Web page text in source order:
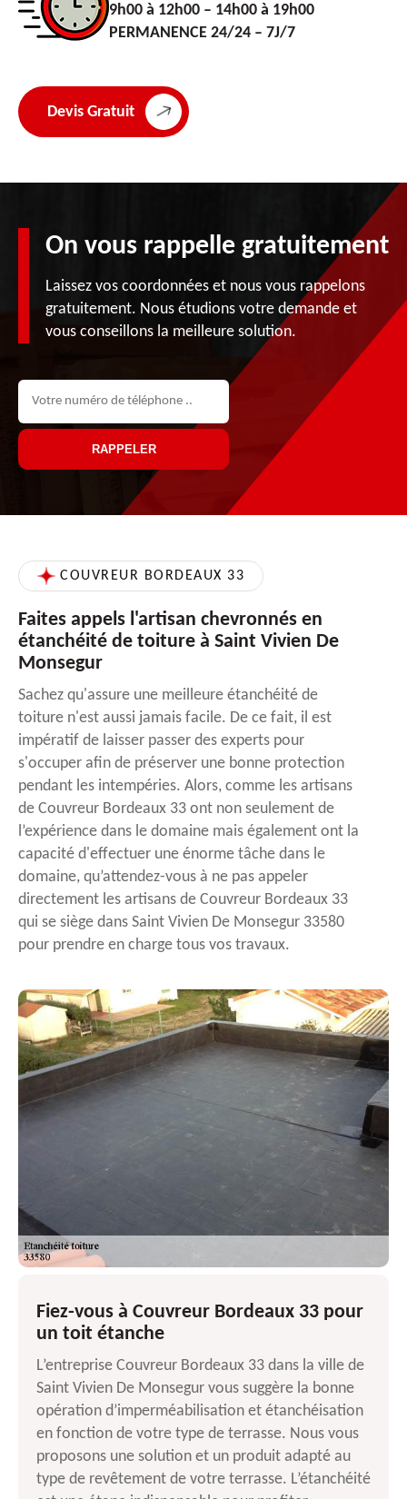
9h00 à 12h00 – 14h00 à 19h00
PERMANENCE 24/24 – 7J/7
Devis Gratuit
On vous rappelle gratuitement
Laissez vos coordonnées et nous vous rappelons
gratuitement. Nous étudions votre demande et
vous conseillons la meilleure solution.
COUVREUR BORDEAUX 33
Faites appels l'artisan chevronnés en
étanchéité de toiture à Saint Vivien De
Monsegur
Sachez qu'assure une meilleure étanchéité de
toiture n'est aussi jamais facile. De ce fait, il est
impératif de laisser passer des experts pour
s'occuper afin de préserver une bonne protection
pendant les intempéries. Alors, comme les artisans
de Couvreur Bordeaux 33 ont non seulement de
l’expérience dans le domaine mais également ont la
capacité d'effectuer une énorme tâche dans le
domaine, qu’attendez-vous à ne pas appeler
directement les artisans de Couvreur Bordeaux 33
qui se siège dans Saint Vivien De Monsegur 33580
pour prendre en charge tous vos travaux.
Fiez-vous à Couvreur Bordeaux 33 pour
un toit étanche
L’entreprise Couvreur Bordeaux 33 dans la ville de
Saint Vivien De Monsegur vous suggère la bonne
opération d’imperméabilisation et étanchéisation
en fonction de votre type de terrasse. Nous vous
proposons une solution et un produit adapté au
type de revêtement de votre terrasse. L’étanchéité